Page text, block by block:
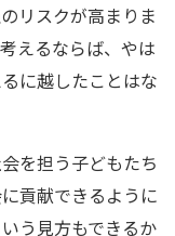
リスクが高まりま
えるならば、やは
に越したことはな
を担う子どもたち
貢献できるように
う見方もできるか